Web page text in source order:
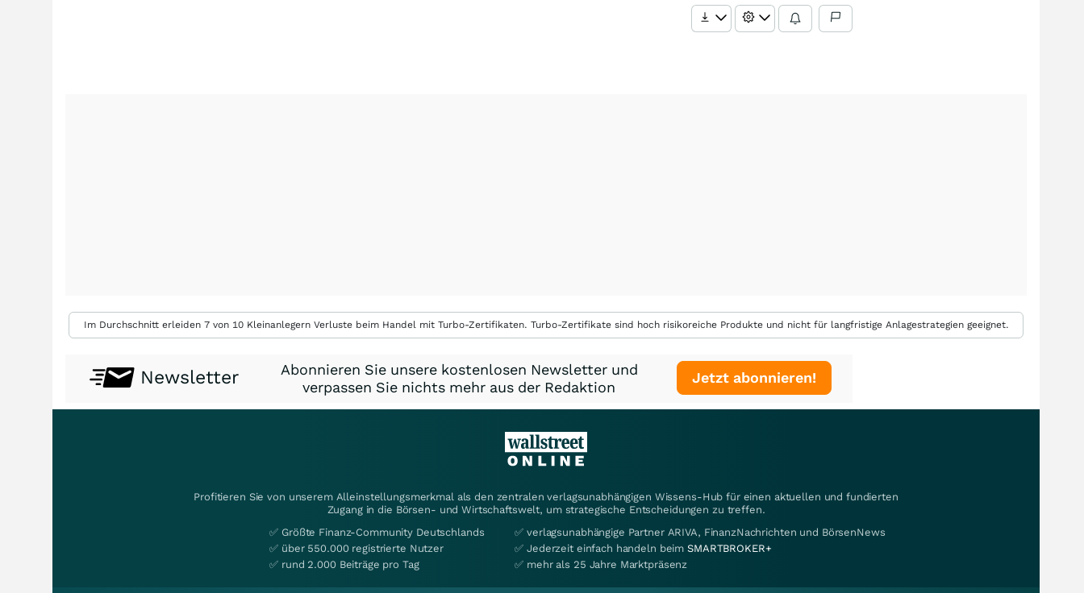
Im Durchschnitt erleiden 7 von 10 Kleinanlegern Verluste beim Handel mit Turbo-Zertifikaten. Turbo-Zertifikate sind hoch risikoreiche Produkte und nicht für langfristige Anlagestrategien geeignet.
Newsletter
Abonnieren Sie unsere kostenlosen Newsletter und
verpassen Sie nichts mehr aus der Redaktion
Jetzt abonnieren!
Profitieren Sie von unserem Alleinstellungsmerkmal als den zentralen verlagsunabhängigen Wissens-Hub für einen aktuellen und fundierten
Zugang in die Börsen- und Wirtschaftswelt, um strategische Entscheidungen zu treffen.
✅ Größte Finanz-Community Deutschlands
✅ über 550.000 registrierte Nutzer
✅ rund 2.000 Beiträge pro Tag
✅ verlagsunabhängige Partner ARIVA, FinanzNachrichten und BörsenNews
✅ Jederzeit einfach handeln beimSMARTBROKER+
✅ mehr als 25 Jahre Marktpräsenz